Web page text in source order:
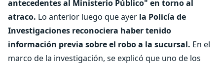
antecedentes al Ministerio Público" en torno al
atraco. Lo anterior luego que ayer la Policía de
Investigaciones reconociera haber tenido
información previa sobre el robo a la sucursal. En el
marco de la investigación, se explicó que uno de los